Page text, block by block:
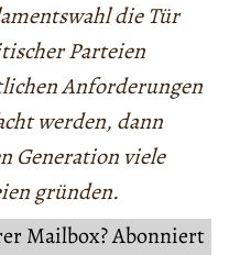
die Tür
Parteien
Anforderungen
werden, dann
Generation viele
gründen.
Mailbox? Abonniert